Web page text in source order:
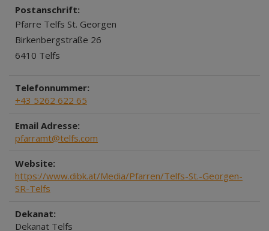
Postanschrift:
Pfarre Telfs St. Georgen
Birkenbergstraße 26
6410 Telfs
Telefonnummer:
+43 5262 622 65
Email Adresse:
pfarramt@telfs.com
Website:
https://www.dibk.at/Media/Pfarren/Telfs-St.-Georgen-
SR-Telfs
Dekanat:
Dekanat Telfs